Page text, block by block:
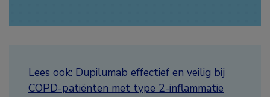
Lees ook: Dupilumab effectief en veilig bij
COPD-patiënten met type 2-inflammatie